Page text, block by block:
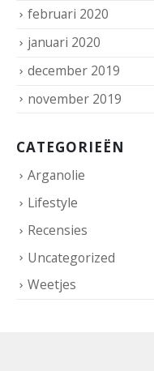
februari 2020
januari 2020
december 2019
november 2019
CATEGORIEËN
Arganolie
Lifestyle
Recensies
Uncategorized
Weetjes